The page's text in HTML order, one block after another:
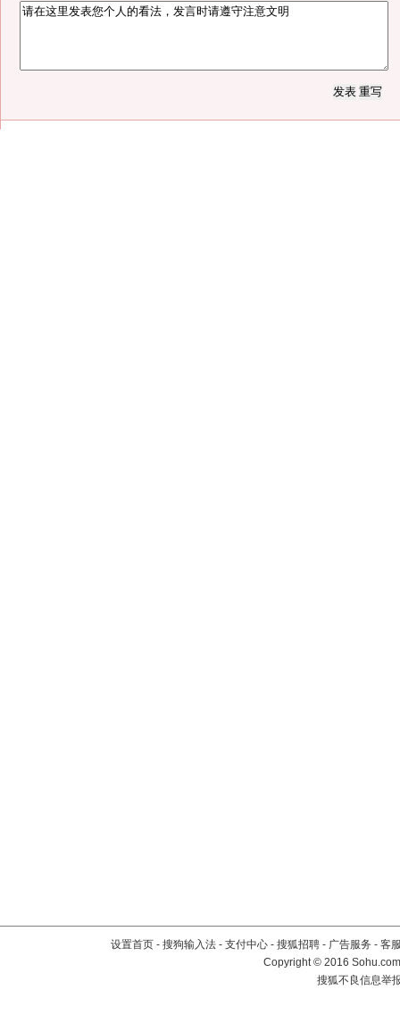
设置首页 - 搜狗输入法 - 支付中心 - 搜狐招聘 - 广告服务 - 客
Copyright©2016
搜狐不良信息举